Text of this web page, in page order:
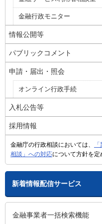
金融行政モニター
情報公開等
パブリックコメント
申請・届出・照会
オンライン行政手続
入札公告等
採用情報
金融庁の行政相談においては、
相談」への対応について方針を定
新着情報配信サービス
金融事業者一括検索機能